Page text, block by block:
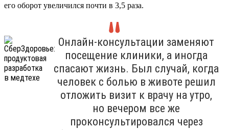
его оборот увеличился почти в 3,5 раза.
Онлайн-консультации заменяют
посещение клиники, а иногда
спасают жизнь. Был случай, когда
человек с болью в животе решил
отложить визит к врачу на утро,
но вечером все же
проконсультировался через